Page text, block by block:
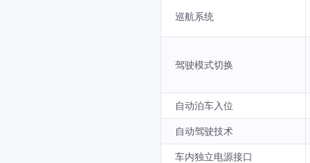
巡航系统
驾驶模式切换
自动泊车入位
自动驾驶技术
车内独立电源接口